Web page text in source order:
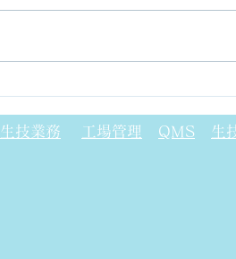
ガラフェノール樹脂につい
生技業務 工場管理 QMS 生